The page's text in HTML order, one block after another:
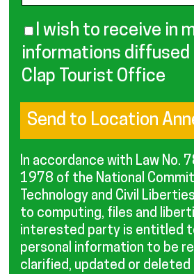
I wish to receive in
informations diffused
Clap Tourist Office
In accordance with Law No.
1978 of the National
Technology and Civil
to computing, files and
interested party is entitled
personal information to be
clarified, updated or